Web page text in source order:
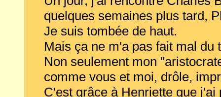
quelques semaines plus tard,
Je suis tombée de haut.
Mais ça ne m'a pas fait mal du
Non seulement mon
comme vous et moi, drôle,
C'est grâce à Henriette que